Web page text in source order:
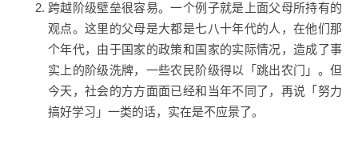
跨越阶级壁垒很容易。一个例子就是上面父母所持有的
观点。这里的父母是大都是七八十年代的人，在他们那
个年代，由于国家的政策和国家的实际情况，造成了事
实上的阶级洗牌，一些农民阶级得以「跳出农门」。但
今天，社会的方方面面已经和当年不同了，再说「努力
搞好学习」一类的话，实在是不应景了。